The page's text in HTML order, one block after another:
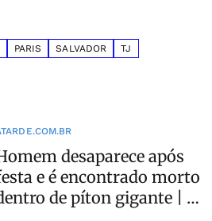
PARIS SALVADOR TJ